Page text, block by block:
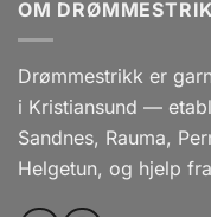
OM
Drømmestrikk er
i Kristiansund —
Sandnes, Rauma,
Helgetun, og hjelp